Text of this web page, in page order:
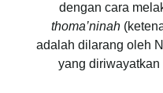
dengan cara
thoma’ninah
adalah dilarang oleh
yang